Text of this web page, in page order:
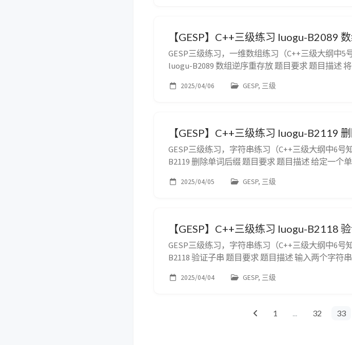
【GESP】C++三级练习 luogu-B2089
GESP三级练习，一维数组练习（C++三级大纲
luogu-B2089 数组逆序重存放 题目要求 题目描述
$n$（$1 \lt n \le 100$)，第二行是 ...
2025/04/06 GESP, 三级
【GESP】C++三级练习 luogu-B2119
GESP三级练习，字符串练习（C++三级大纲中
B2119 删除单词后缀 题目要求 题目描述 给定一个
入一行，包含一个单词（单词中间没有空格，每个
2025/04/05 GESP, 三级
【GESP】C++三级练习 luogu-B2118
GESP三级练习，字符串练习（C++三级大纲中
B2118 验证子串 题目要求 题目描述 输入两个字符
(s1) is substring of (s2)；...
2025/04/04 GESP, 三级
1 ... 32 33